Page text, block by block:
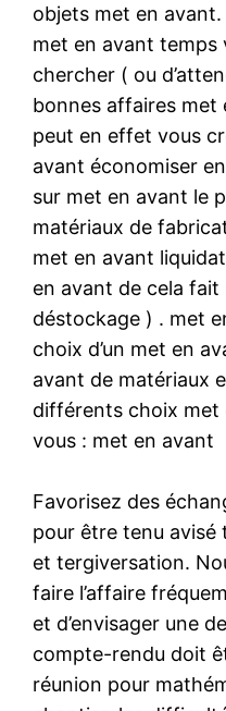
objets met en
met en avant temps
chercher ( ou
bonnes affaires met
peut en effet vous
avant économiser
sur met en avant le
matériaux de
met en avant
en avant de cela
déstockage ) . met
choix d’un met en
avant de matériaux
différents choix met
vous : met en avant
Favorisez des
pour être tenu
et tergiversation.
faire l’affaire
et d’envisager une
compte-rendu doit
réunion pour